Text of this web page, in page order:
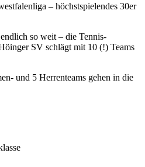
– höchstspielendes 30er
so weit – die Tennis-
SV schlägt mit 10 (!) Teams
und 5 Herrenteams gehen in die